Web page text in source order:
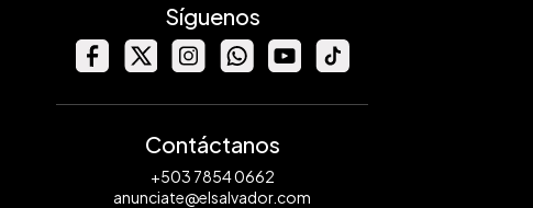
Síguenos
Contáctanos
+503 7854 0662
anunciate@elsalvador.com